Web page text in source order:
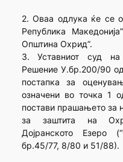
2. Оваа одлука ќе се
Република
Општина Охрид”.
3. Уставниот суд на
Решение У.бр.200/90
постапка за
означени во точка 1
постави прашањето за
за заштита на
Дојранското Езеро
бр.45/77, 8/80 и 51/88).